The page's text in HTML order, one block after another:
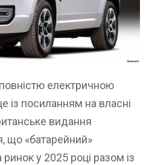
електричною
із посиланням на власні
видання
що «батарейний»
у 2025 році разом із